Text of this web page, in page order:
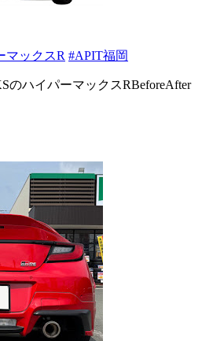
マックスR #APIT福岡
のハイパーマックスRBeforeAfter